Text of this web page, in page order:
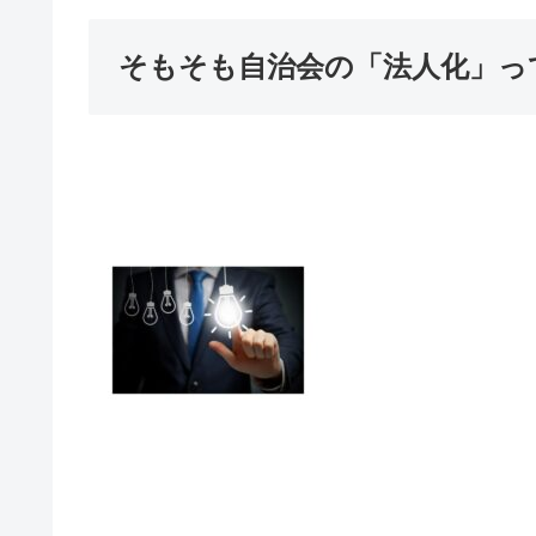
そもそも自治会の「法人化」